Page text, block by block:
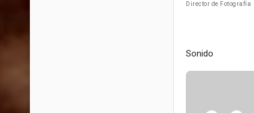
Director de Fotografía
Sonido